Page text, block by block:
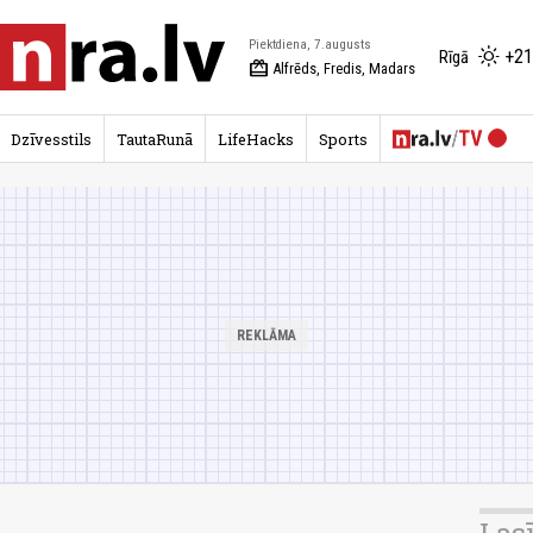
Piektdiena, 7.augusts
redeem Alfrēds, Fredis, Madars
Rīgā
Dzīvesstils TautaRunā LifeHacks Sports